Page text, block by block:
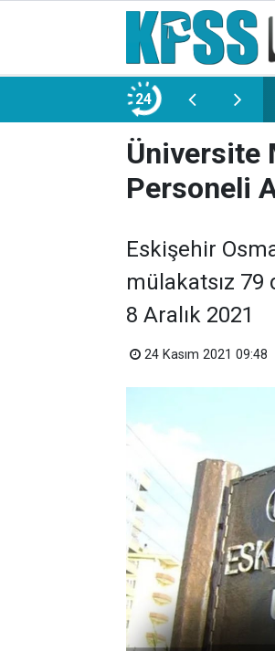
24
Memur Alımı Başlıyor!
Üniversite
Personeli
Eskişehir
mülakatsız 79
8 Aralık 2021
24 Kasım 2021 09:48